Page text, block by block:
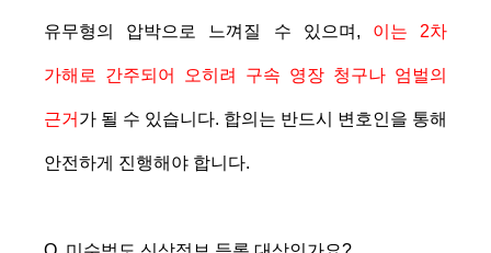
유무형의 압박으로 느껴질 수 있으며, 이는 2차
가해로 간주되어 오히려 구속 영장 청구나 엄벌의
근거 가 될 수 있습니다. 합의는 반드시 변호인을 통해
안전하게 진행해야 합니다.